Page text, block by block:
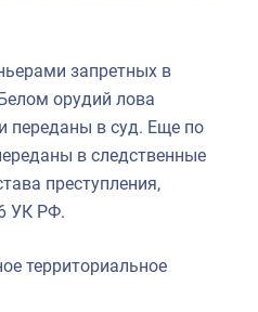
запретных в
орудий лова
переданы в суд. Еще по
в следственные
преступления,
УК РФ.
территориальное